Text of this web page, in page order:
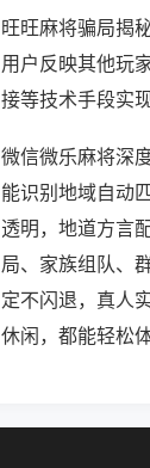
旺旺麻将骗局揭
用户反映其他玩
接等技术手段实
微信微乐麻将深
能识别地域自动
透明，地道方言
局、家族组队、
定不闪退，真人
休闲，都能轻松